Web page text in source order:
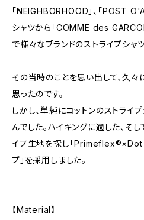
「NEIGHBORHOOD」、「POST
シャツから「COMME des
で様々なブランドのストライプシャ
その当時のことを思い出して、久々
思ったのです。
しかし、単純にコットンのストライ
んでした。ハイキングに適した、そ
イプ生地を探し「Primeflex®×Dot
プ」を採用しました。
【Material】